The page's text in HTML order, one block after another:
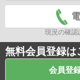
現況の確認
無料会員登録は
会員登